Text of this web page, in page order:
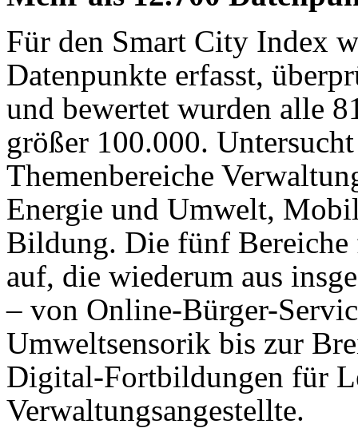
Für den Smart City Index
Datenpunkte erfasst,
und bewertet wurden alle
größer 100.000.
Themenbereiche
Energie und Umwelt,
Bildung. Die fünf
auf, die wiederum aus
– von Online-Bürger-
Umweltsensorik bis zur
Digital-Fortbildungen für
Verwaltungsangestellte.